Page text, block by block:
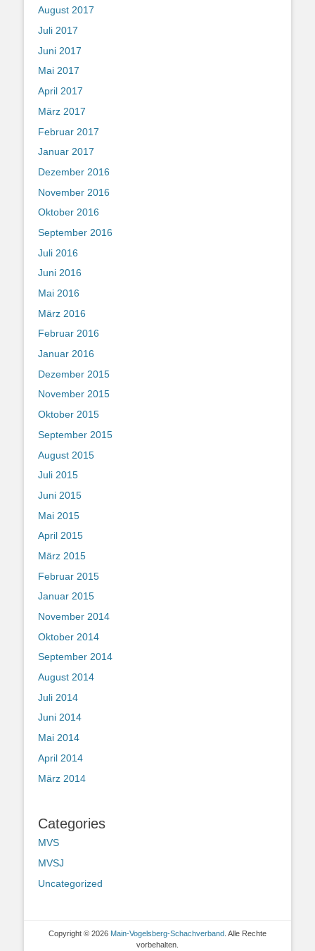
August 2017
Juli 2017
Juni 2017
Mai 2017
April 2017
März 2017
Februar 2017
Januar 2017
Dezember 2016
November 2016
Oktober 2016
September 2016
Juli 2016
Juni 2016
Mai 2016
März 2016
Februar 2016
Januar 2016
Dezember 2015
November 2015
Oktober 2015
September 2015
August 2015
Juli 2015
Juni 2015
Mai 2015
April 2015
März 2015
Februar 2015
Januar 2015
November 2014
Oktober 2014
September 2014
August 2014
Juli 2014
Juni 2014
Mai 2014
April 2014
März 2014
Categories
MVS
MVSJ
Uncategorized
Copyright © 2026 Main-Vogelsberg-Schachverband . Alle Rechte
vorbehalten.